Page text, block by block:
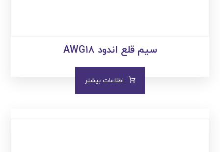
سیم قلع اندود AWG۱۸
اطلاعات بیشتر